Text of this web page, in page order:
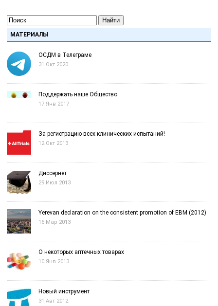
Найти
МАТЕРИАЛЫ
ОСДМ в Телеграме
31 Окт 2020
Поддержать наше Общество
17 Янв 2017
За регистрацию всех клинических испытаний!
12 Окт 2013
Диссернет
29 Июл 2013
Yerevan declaration on the consistent promotion of EBM (2012)
16 Мар 2013
О некоторых аптечных товарах
10 Янв 2013
Новый инструмент
31 Авг 2012